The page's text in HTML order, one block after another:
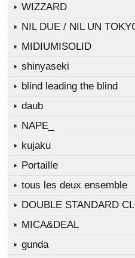
WIZZARD
NIL DUE / NIL UN
MIDIUMISOLID
shinyaseki
blind leading the blind
daub
NAPE_
kujaku
Portaille
tous les deux ensemble
DOUBLE STANDARD
MICA&DEAL
gunda